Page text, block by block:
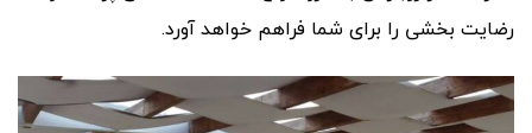
رضایت بخشی را برای شما فراهم خواهد آورد.